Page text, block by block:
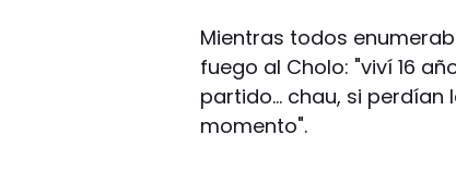
Mientras todos
fuego al Cholo: "viví 16
partido… chau, si perdían
momento".